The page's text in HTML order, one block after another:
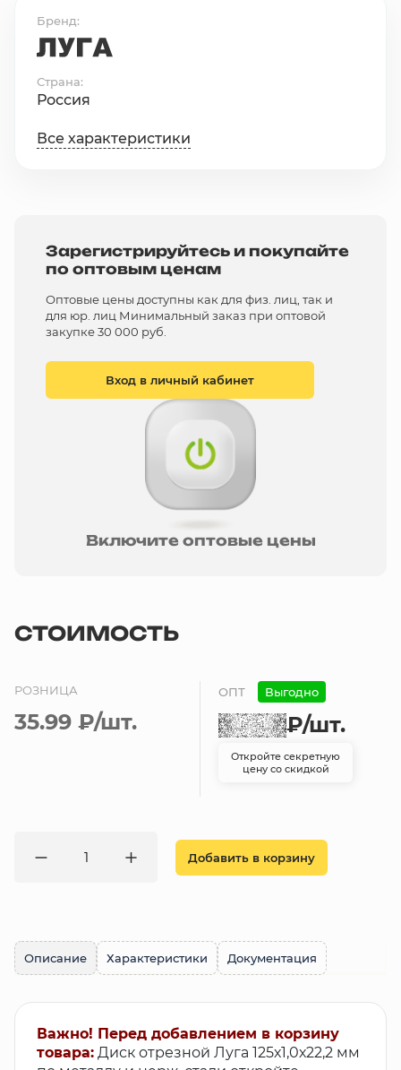
Бренд
Страна
Россия
Все характеристики
Зарегистрируйтесь и покупайте
по оптовым ценам
Оптовые цены доступны как для физ. лиц, так и
для юр. лиц Минимальный заказ при оптовой
закупке 30 000 руб.
Вход в личный кабинет
Включите оптовые цены
СТОИМОСТЬ
РОЗНИЦА
35.99 ₽/шт.
ОПТ Выгодно
₽/шт.
Откройте секретную
цену со скидкой
Добавить в корзину
Описание Характеристики Документация
Важно! Перед добавлением в корзину
товара: Диск отрезной Луга 125х1,0х22,2 мм